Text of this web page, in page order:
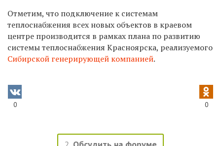
Отметим, что подключение к системам
теплоснабжения всех новых объектов в краевом
центре производится в рамках плана по развитию
системы теплоснабжения Красноярска, реализуемого
Сибирской генерирующей компанией.
0 0